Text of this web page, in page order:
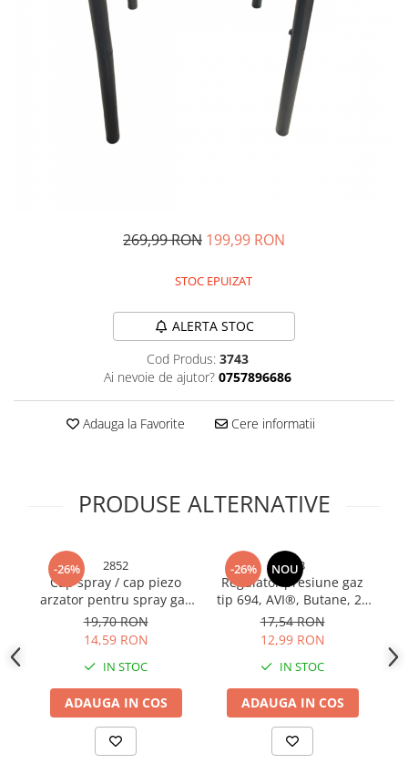
Cantare de bucatarie
Chiuvete bucatarie
Curatatoare legume si fructe
Cutite si seturi de cutite
Masini de tocat si macinat
Tirbusoane si dopuri
Manusi unica folosinta
Maturi, Mopuri si galeti
Cutii postale
Benzi LED
Accesorii corpuri de iluminat
Accesorii prelungitoare
Accesorii prize si intrerupatoare
Aplice fatada
Aplice si plafoniere
Becuri
Cabluri electrice si conductori
Cabluri si adaptoare
269,99 RON 199,99 RON
STOC EPUIZAT
ALERTA STOC
Cod Produs: 3743
Ai nevoie de ajutor? 0757896686
Adauga la Favorite Cere informatii
PRODUSE ALTERNATIVE
-26% 2852
Cap spray / cap piezo
arzator pentru spray gaz
RH808, AVI-2852
19,70 RON
14,59 RON
IN STOC
ADAUGA IN COS
-26% NOU
5323
Regulator presiune gaz
tip 694, AVI®, Butane, 28
mbar, 1.3 kg/h, p 0.3-7.5
bar, EN16129, certificat
17,54 RON
12,99 RON
IN STOC
ADAUGA IN COS